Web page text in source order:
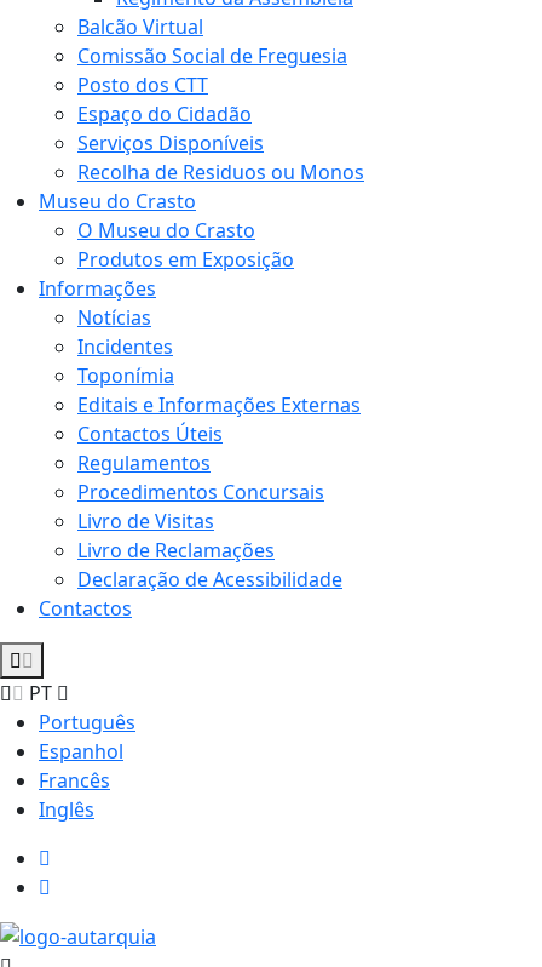
Balcão Virtual
Comissão Social de Freguesia
Posto dos CTT
Espaço do Cidadão
Serviços Disponíveis
Recolha de Residuos ou Monos
Museu do Crasto
O Museu do Crasto
Produtos em Exposição
Informações
Notícias
Incidentes
Toponímia
Editais e Informações Externas
Contactos Úteis
Regulamentos
Procedimentos Concursais
Livro de Visitas
Livro de Reclamações
Declaração de Acessibilidade
Contactos
PT
Português
Espanhol
Francês
Inglês